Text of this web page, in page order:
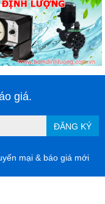
giá.
ĐĂNG KÝ
mại & báo giá mới